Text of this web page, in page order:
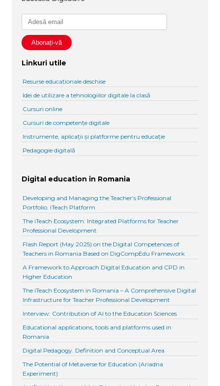
Linkuri utile
Resurse educaționale deschise
Idei de utilizare a tehnologiilor digitale la clasă
Cursuri online
Cursuri de competențe digitale
Instrumente, aplicații și platforme pentru educație
Pedagogie digitală
Digital education in Romania
Developing and Managing the Teacher’s Professional
Portfolio. iTeach Platform
The iTeach Ecosystem: Integrated Platforms for Teacher
Professional Development
Flash Report (May 2025) on the Digital Competences of
Teachers in Romania Based on DigCompEdu Framework
A Framework to Approach Digital Education and CPD in
Higher Education
The iTeach Ecosystem in Romania – A Comprehensive Digital
Infrastructure for Teacher Professional Development
Interview: Contribution of AI to the Education Sciences
Educational applications, tools and platforms used in
Romania
Digital Pedagogy. Definition and Conceptual Area
The Potential of Metaverse for Education (Ariadna
Experiment)